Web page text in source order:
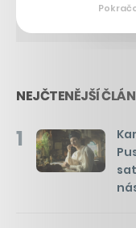
NEJČTENĚJŠÍ
1